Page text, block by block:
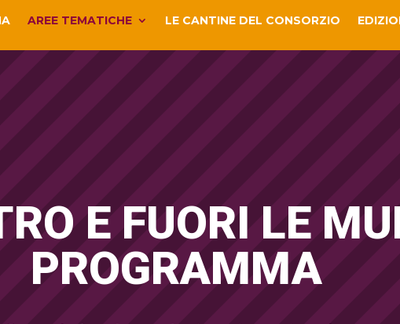
AREE TEMATICHE LE CANTINE DEL CONSORZIO
E FUORI LE
PROGRAMMA